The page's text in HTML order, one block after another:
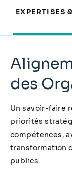
EXPERTISES
des
Un savoir-faire
priorités
compétences,
transformation
publics.